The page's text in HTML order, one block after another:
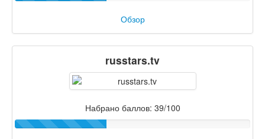
Обзор
russtars.tv
Набрано баллов: 39/100